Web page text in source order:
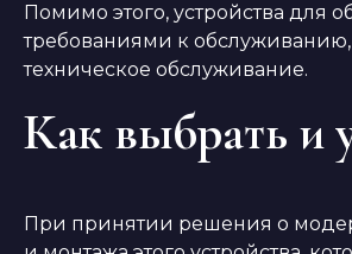
Помимо этого, устройства
требованиями к
техническое обслуживание.
Как выбрать и
При принятии решения о